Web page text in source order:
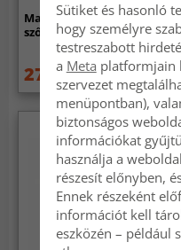
Marokkói Azilal Kelim
szőnyeg 250 x 160 cm
273 019 Ft 378 239 Ft
Sütiket és hasonló
hogy személyre
testreszabott
a Meta platformjain
szervezet
menüpontban),
biztonságos
információkat
használja a
részesít előnyben,
Ennek részeként
információt kell
eszközén – például